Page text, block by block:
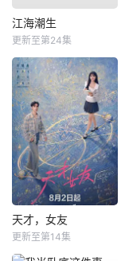
江海潮生
更新至第24集
天才，女友
更新至第14集